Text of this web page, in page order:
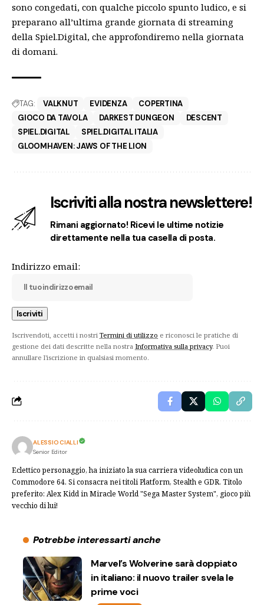
sono congedati, con qualche piccolo spunto ludico, e si
preparano all’ultima grande giornata di streaming
della Spiel.Digital, che approfondiremo nella giornata
di domani.
TAG: VALKNUT EVIDENZA
COPERTINA
GIOCO DA TAVOLA
DARKEST DUNGEON
DESCENT
SPIEL.DIGITAL
SPIEL.DIGITAL ITALIA
GLOOMHAVEN: JAWS OF THE LION
Iscriviti alla nostra newslettere!
Rimani aggiornato! Ricevi le ultime notizie
direttamente nella tua casella di posta.
Indirizzo email:
Iscrivendoti, accetti i nostri Termini di utilizzo e riconosci le pratiche di
gestione dei dati descritte nella nostra Informativa sulla privacy. Puoi
annullare l'iscrizione in qualsiasi momento.
ALESSIO CIALLI
Senior Editor
Eclettico personaggio, ha iniziato la sua carriera videoludica con un
Commodore 64. Si consacra nei titoli Platform, Stealth e GDR. Titolo
preferito: Alex Kidd in Miracle World "Sega Master System", gioco più
vecchio di lui!
Potrebbe interessarti anche
Marvel’s Wolverine sarà doppiato
in italiano: il nuovo trailer svela le
prime voci